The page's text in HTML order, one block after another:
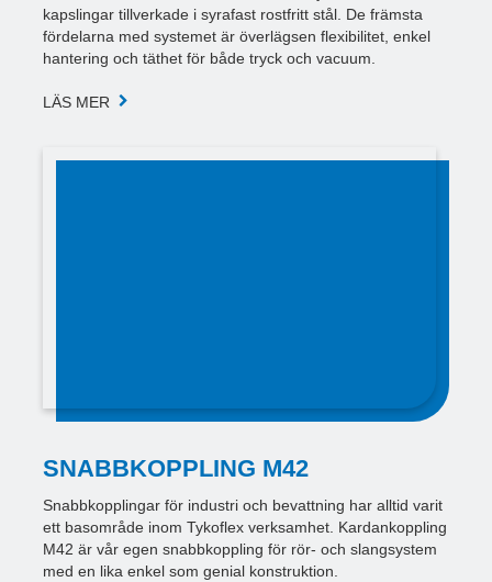
kapslingar tillverkade i syrafast rostfritt stål. De främsta
fördelarna med systemet är överlägsen flexibilitet, enkel
hantering och täthet för både tryck och vacuum.
LÄS MER
SNABBKOPPLING M42
Snabbkopplingar för industri och bevattning har alltid varit
ett basområde inom Tykoflex verksamhet. Kardankoppling
M42 är vår egen snabbkoppling för rör- och slangsystem
med en lika enkel som genial konstruktion.